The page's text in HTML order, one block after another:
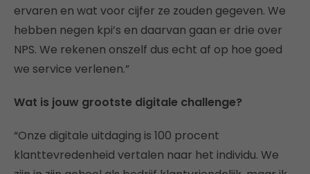
ervaren en wat voor cijfer ze zouden gegeven. We
hebben negen kpi’s en daarvan gaan er drie over
NPS. We rekenen onszelf dus echt af op hoe goed
we service verlenen.”
Wat is jouw grootste digitale challenge?
“Onze digitale uitdaging is 100 procent
klanttevredenheid vertalen naar het individu. We